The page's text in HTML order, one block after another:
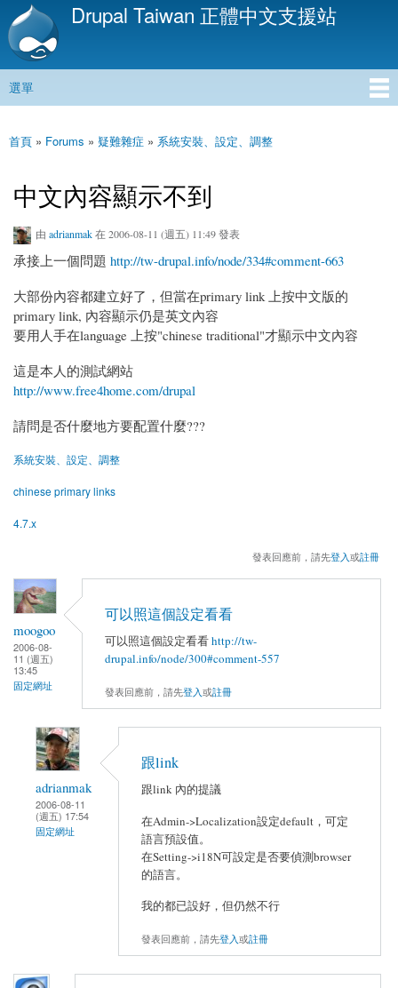
移
內
Drupal Taiwan 正體中文支援站
主選單
選單
您在這裡
首頁 » Forums » 疑難雜症 » 系統安裝、設定、調整
中文內容顯示不到
由 adrianmak在 2006-08-11 (週五) 11:49 發表
承接上一個問題 http://tw-drupal.info/node/334#comment-663
大部份內容都建立好了，但當在primary link 上按中文版的
primary link, 內容顯示仍是英文內容
要用人手在language 上按"chinese traditional"才顯示中文內容
這是本人的測試網站
http://www.free4home.com/drupal
請問是否什麼地方要配置什麼???
系統安裝、設定、調整
chinese primary links
4.7.x
發表回應前，請先登入或註冊
moogoo
2006-08-
11 (週五)
13:45
固定網址
可以照這個設定看看
可以照這個設定看看http://tw-
drupal.info/node/300#comment-557
發表回應前，請先登入或註冊
adrianmak
2006-08-11
(週五) 17:54
固定網址
跟link
跟link 內的提議
在Admin->Localization設定default，可定
語言預設值。
在Setting->i18N可設定是否要偵測browser
的語言。
我的都已設好，但仍然不行
發表回應前，請先登入或註冊